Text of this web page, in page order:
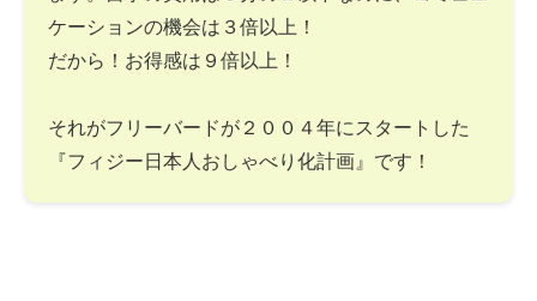
ケーションの機会は３倍以上！
だから！お得感は９倍以上！
それがフリーバードが２００４年にスタートした
『フィジー日本人おしゃべり化計画』です！